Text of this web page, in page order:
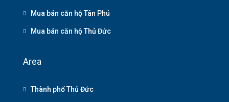
Mua bán căn hộ Tân Phú
Mua bán căn hộ Thủ Đức
Area
Thành phố Thủ Đức